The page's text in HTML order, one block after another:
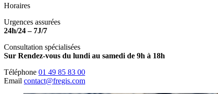
Horaires
Urgences assurées
24h/24 – 7J/7
Consultation spécialisées
Sur Rendez-vous du lundi au samedi de 9h à 18h
Téléphone 01 49 85 83 00
Email contact@fregis.com